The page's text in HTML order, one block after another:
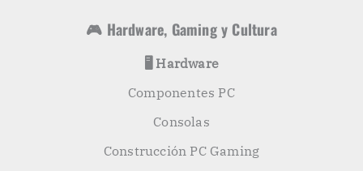
🎮 Hardware, Gaming y Cultura
🖥️ Hardware
Componentes PC
Consolas
Construcción PC Gaming